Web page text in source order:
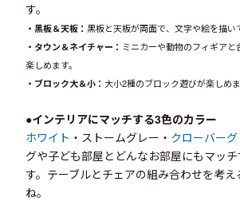
す。
・黒板＆天板： 黒板と天板が両面で、文字や絵を描い
・タウン＆ネイチャー ： ミニカーや動物のフィギア
楽しめます。
・ブロック大＆小 ： 大小2種のブロック遊びが楽しめま
●インテリアにマッチする3色のカラー
ホワイト ・ストームグレー・ クローバー
グや子ども部屋とどんなお部屋にもマッ
す。テーブルとチェアの組み合わせを考
ね。